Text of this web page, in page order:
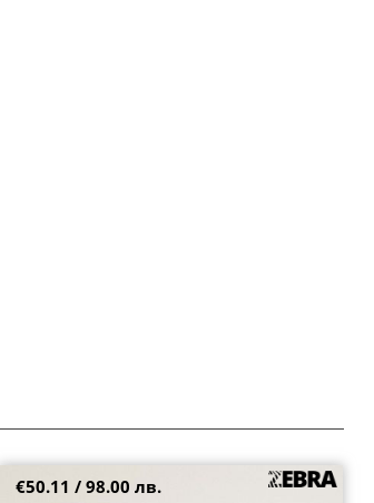
Стилни дамски сандали на среден ток
€50.11 / 98.00 лв.